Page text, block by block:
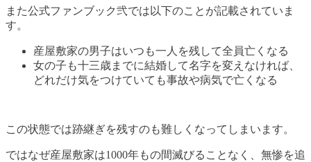
また公式ファンブック弐では以下のことが記載されていま
す。
産屋敷家の男子はいつも一人を残して全員亡くなる
女の子も十三歳までに結婚して名字を変えなければ、
どれだけ気をつけていても事故や病気で亡くなる
この状態では跡継ぎを残すのも難しくなってしまいます。
ではなぜ産屋敷家は1000年もの間滅びることなく、無惨を追